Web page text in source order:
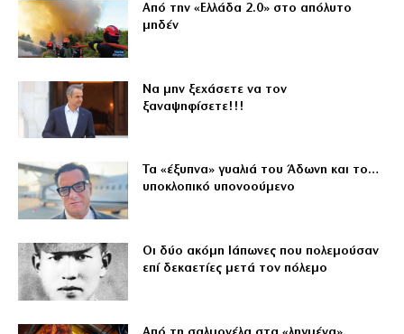
Από την «Ελλάδα 2.0» στο απόλυτο
μηδέν
Να μην ξεχάσετε να τον
ξαναψηφίσετε!!!
Τα «έξυπνα» γυαλιά του Άδωνη και το…
υποκλοπικό υπονοούμενο
Οι δύο ακόμη Ιάπωνες που πολεμούσαν
επί δεκαετίες μετά τον πόλεμο